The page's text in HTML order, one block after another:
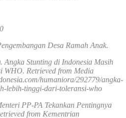
Desa Ramah Anak.
Angka Stunting di Indonesia Masih
WHO. Retrieved from Media
humaniora/292779/angka-
lebih-tinggi-dari-toleransi-who
PP-PA Tekankan Pentingnya
from Kementrian